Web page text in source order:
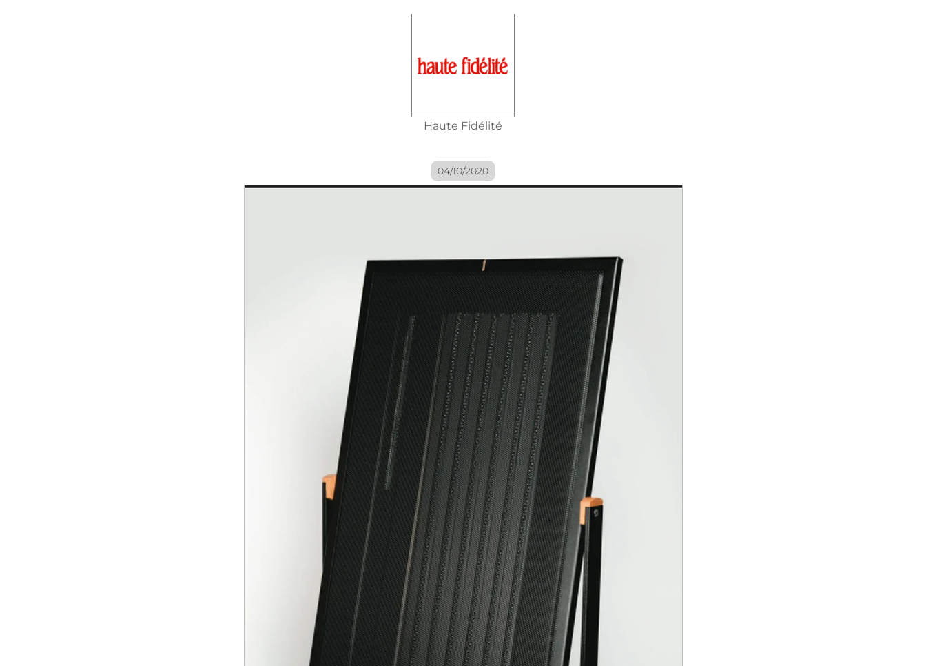
Haute Fidélité
04/10/2020